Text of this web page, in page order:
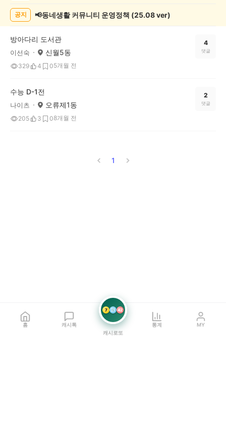
글
공지 📢동네생활 커뮤니티 운영정책 (25.08 ver)
방아다리 도서관
이선숙 신월5동
329 4 05개월 전
4
댓글
수능 D-1전
나이츠 오류제1동
205 3 08개월 전
2
댓글
1
홈 캐시톡
7 21 42
캐시로또
통계 MY